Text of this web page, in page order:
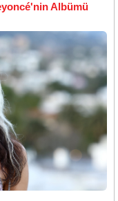
Albümü